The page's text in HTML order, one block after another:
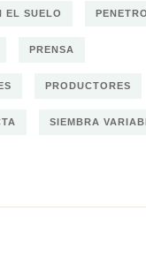
EL SUELO
PRENSA
PRODUCTORES
SIEMBRA